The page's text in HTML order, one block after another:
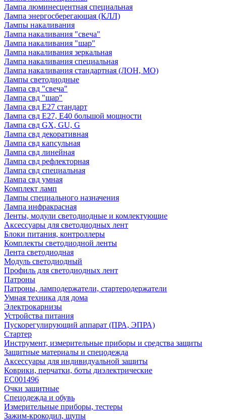
Лампа люминесцентная специальная
Лампа энергосберегающая (КЛЛ)
Лампы накаливания
Лампа накаливания "свеча"
Лампа накаливания "шар"
Лампа накаливания зеркальная
Лампа накаливания специальная
Лампа накаливания стандартная (ЛОН, МО)
Лампы светодиодные
Лампа свд "свеча"
Лампа свд "шар"
Лампа свд E27 стандарт
Лампа свд E27, Е40 большой мощности
Лампа свд GX, GU, G
Лампа свд декоративная
Лампа свд капсульная
Лампа свд линейная
Лампа свд рефлекторная
Лампа свд специальная
Лампа свд умная
Комплект ламп
Лампы специального назначения
Лампа инфракрасная
Ленты, модули светодиодные и комлектующие
Аксессуары для светодиодных лент
Блоки питания, контроллеры
Комплекты светодиодной ленты
Лента светодиодная
Модуль светодиодный
Профиль для светодиодных лент
Патроны
Патроны, ламподержатели, стартеродержатели
Умная техника для дома
Электрокарнизы
Устройства питания
Пускорегулирующий аппарат (ПРА, ЭПРА)
Стартер
Инструмент, измерительные приборы и средства защиты
Защитные материалы и спецодежда
Аксессуары для индивидуальной защиты
Коврики, перчатки, боты диэлектрические
EC001496
Очки защитные
Спецодежда и обувь
Измерительные приборы, тестеры
Зажим-крокодил, щупы